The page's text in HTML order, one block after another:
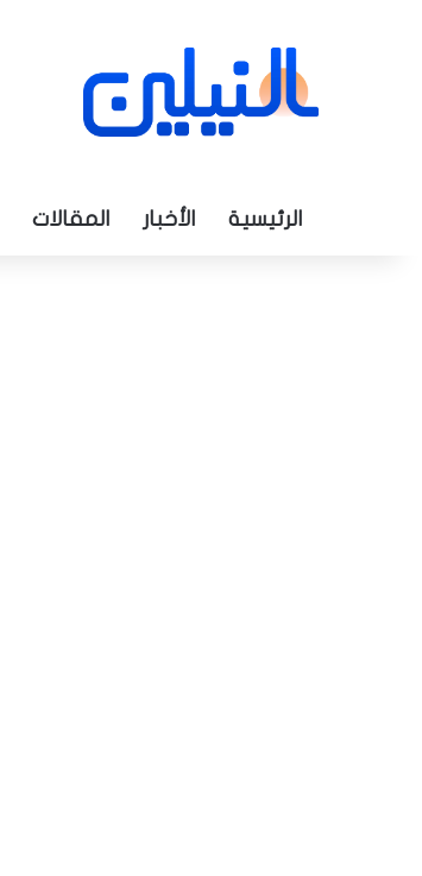
الرئيسية الأخبار المقالات